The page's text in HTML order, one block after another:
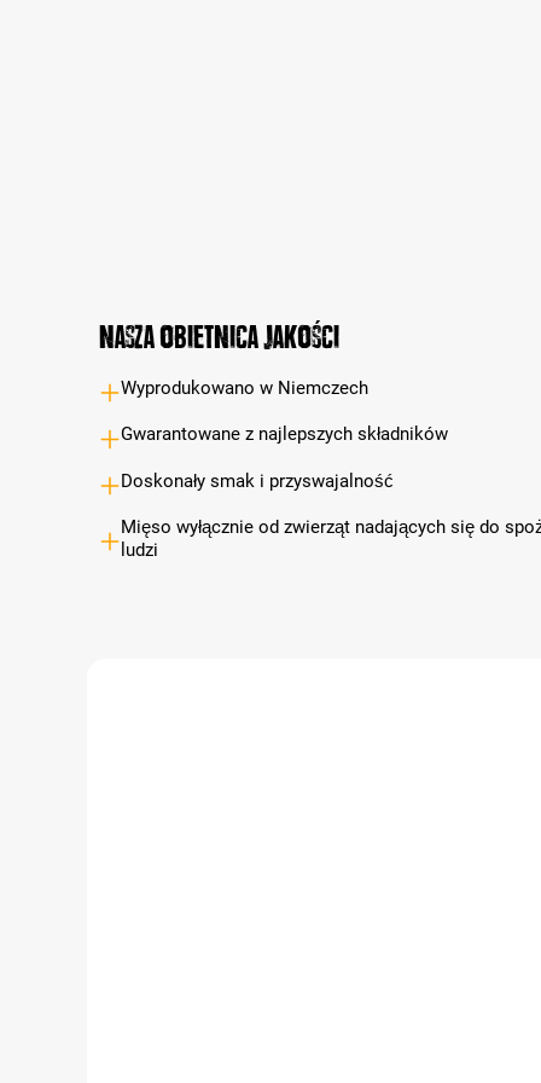
Nasza obietnica jakości
Wyprodukowano w Niemczech
Gwarantowane z najlepszych składników
Doskonały smak i przyswajalność
Mięso wyłącznie od zwierząt nadających się do
ludzi